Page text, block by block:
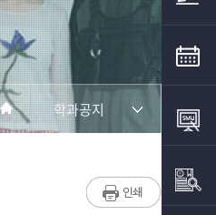
학과공지
교수소개